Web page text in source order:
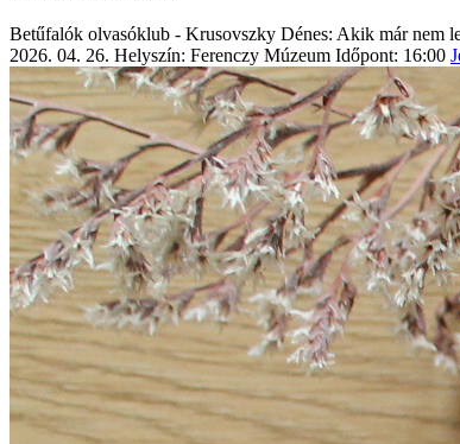
Betűfalók olvasóklub - Krusovszky Dénes: Akik már nem
2026. 04. 26. Helyszín: Ferenczy Múzeum Időpont: 16:00